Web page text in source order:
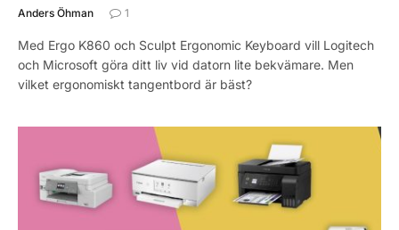
Anders Öhman 1
Med Ergo K860 och Sculpt Ergonomic Keyboard vill Logitech
och Microsoft göra ditt liv vid datorn lite bekvämare. Men
vilket ergonomiskt tangentbord är bäst?